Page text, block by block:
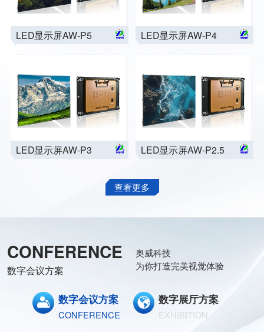
LED显示屏AW-P5 LED显示屏AW-P4
LED显示屏AW-P3 LED显示屏AW-P2.5
查看更多
CONFERENCE
数字会议方案
奥威科技
为你打造完美视觉体验
数字会议方案
CONFERENCE
数字展厅方案
EXHIBITION